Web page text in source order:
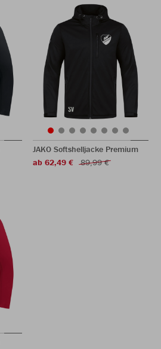
JAKO Softshelljacke Premium
ab 62,49 €
89,99 €